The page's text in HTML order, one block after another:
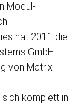
Modul-
hat 2011 die
GmbH
von Matrix
komplett in